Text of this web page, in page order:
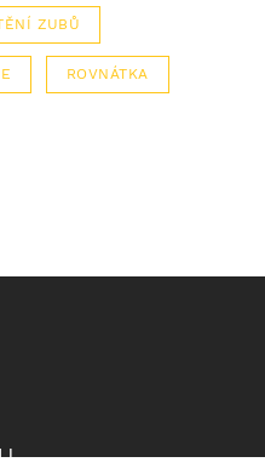
ZUBŮ
ROVNÁTKA